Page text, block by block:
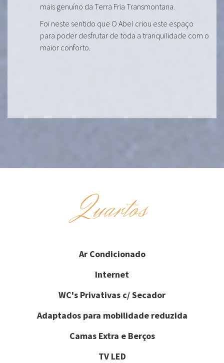
mais genuíno da Terra Fria Transmontana.
Foi neste sentido que O Abel criou este espaço
para poder desfrutar de toda a tranquilidade com o
maior conforto.
Quartos
Ar Condicionado
Internet
WC's Privativas c/ Secador
Adaptados para mobilidade reduzida
Camas Extra e Berços
TV LED